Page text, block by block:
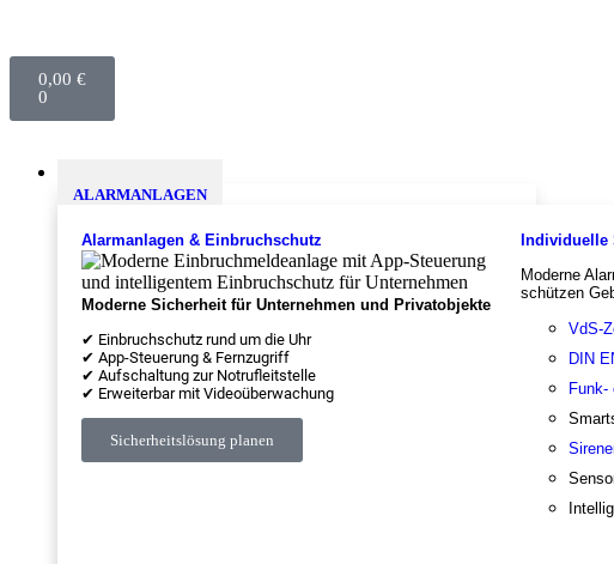
0,00 €
0
ALARMANLAGEN
Alarmanlagen & Einbruchschutz
Moderne Sicherheit für Unternehmen und Privatobjekte
✔ Einbruchschutz rund um die Uhr
✔ App-Steuerung & Fernzugriff
✔ Aufschaltung zur Notrufleitstelle
✔ Erweiterbar mit Videoüberwachung
Sicherheitslösung planen
Moderne
schützen
VdS-
DIN
Funk-